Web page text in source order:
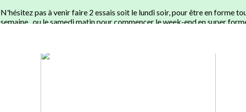
N'hésitez pas à venir faire 2 essais soit le lundi soir, pour être en forme
semaine, ou le samedi matin pour commencer le week-end en super